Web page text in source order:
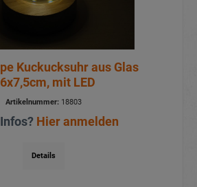
Kuckucksuhr aus Glas
mit LED
Artikelnummer:18803
Hier anmelden
Details